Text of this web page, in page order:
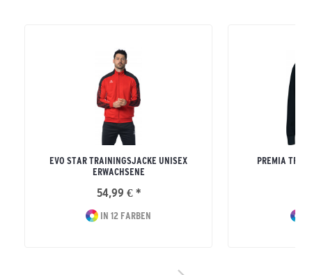
EVO STAR TRAININGSJACKE UNISEX
ERWACHSENE
54,99 € *
IN 12 FARBEN
PREMIA